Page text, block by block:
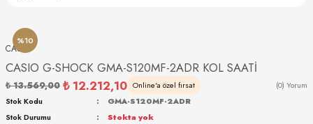
%10
CASIO
CASIO G-SHOCK GMA-S120MF-2ADR KOL SAATİ
₺ 13.569,00 ₺ 12.212,10 Online'a özel fırsat (0) Yorum
Stok Kodu
GMA-S120MF-2ADR
Stok Durumu
Stokta yok